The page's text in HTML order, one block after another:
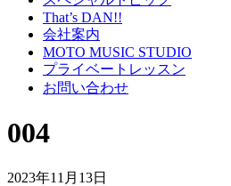
That’s DAN!!
会社案内
MOTO MUSIC STUDIO
プライベートレッスン
お問い合わせ
004
2023年11月13日